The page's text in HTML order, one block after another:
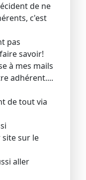
de ne
c'est
pas
savoir!
à mes mails
adhérent....
de tout via
sur le
aller